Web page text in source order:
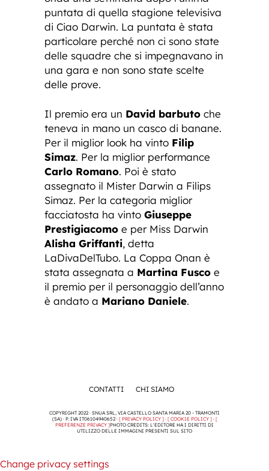
puntata di quella stagione televisiva
di Ciao Darwin. La puntata è stata
particolare perché non ci sono state
delle squadre che si impegnavano in
una gara e non sono state scelte
delle prove.
Il premio era un David barbuto che
teneva in mano un casco di banane.
Per il miglior look ha vinto Filip
Simaz. Per la miglior performance
Carlo Romano. Poi è stato
assegnato il Mister Darwin a Filips
Simaz. Per la categoria miglior
facciatosta ha vinto Giuseppe
Prestigiacomo e per Miss Darwin
Alisha Griffanti, detta
LaDivaDelTubo. La Coppa Onan è
stata assegnata a Martina Fusco e
il premio per il personaggio dell’anno
è andato a Mariano Daniele.
CONTATTI CHI SIAMO
COPYRIGHT 2022 · SNUA SRL, VIA CASTELLO SANTA MARIA 20 - TRAMONTI
(SA) · P. IVA IT06104940652 · [ PRIVACY POLICY ]· [ COOKIE POLICY ]· [
PREFERENZE PRIVACY ]PHOTO CREDITS: L'EDITORE HA I DIRITTI DI
UTILIZZO DELLE IMMAGINI PRESENTI SUL SITO
Change privacy settings